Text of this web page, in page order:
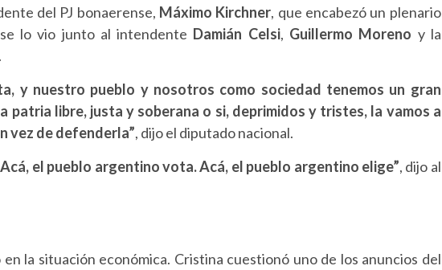
del PJ bonaerense, Máximo Kirchner, que encabezó un plenario
lo vio junto al intendente Damián Celsi, Guillermo Moreno y la
.
y nuestro pueblo y nosotros como sociedad tenemos un gran
patria libre, justa y soberana o si, deprimidos y tristes, la vamos a
vez de defenderla”, dijo el diputado nacional.
el pueblo argentino vota. Acá, el pueblo argentino elige”, dijo al
la situación económica. Cristina cuestionó uno de los anuncios del